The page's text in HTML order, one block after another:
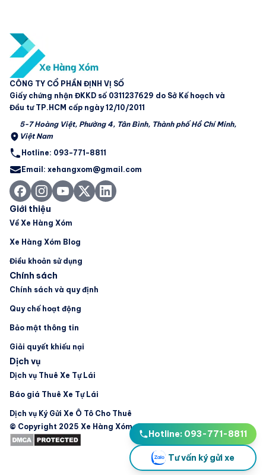
CÔNG TY CỔ PHẦN ĐỊNH VỊ SỐ
Giấy chứng nhận ĐKKD số 0311237629 do Sở Kế hoạch và
Đầu tư TP.HCM cấp ngày 12/10/2011
5-7 Hoàng Việt, Phường 4, Tân Bình, Thành phố Hồ Chí Minh,
Việt Nam
Hotline: 093-771-8811
Email: xehangxom@gmail.com
Giới thiệu
Về Xe Hàng Xóm
Xe Hàng Xóm Blog
Điều khoản sử dụng
Chính sách
Chính sách và quy định
Quy chế hoạt động
Bảo mật thông tin
Giải quyết khiếu nại
Dịch vụ
Dịch vụ Thuê Xe Tự Lái
Báo giá Thuê Xe Tự Lái
Dịch vụ Ký Gửi Xe Ô Tô Cho Thuê
© Copyright 2025 Xe Hàng Xóm. All Rights Reserved
Hotline: 093-771-8811
Tư vấn ký gửi xe